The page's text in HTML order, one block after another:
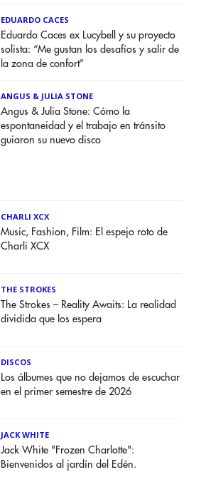
EDUARDO CACES
Eduardo Caces ex Lucybell y su proyecto
solista: “Me gustan los desafíos y salir de
la zona de confort”
ANGUS & JULIA STONE
Angus & Julia Stone: Cómo la
espontaneidad y el trabajo en tránsito
guiaron su nuevo disco
CHARLI XCX
Music, Fashion, Film: El espejo roto de
Charli XCX
THE STROKES
The Strokes – Reality Awaits: La realidad
dividida que los espera
DISCOS
Los álbumes que no dejamos de escuchar
en el primer semestre de 2026
JACK WHITE
Jack White "Frozen Charlotte":
Bienvenidos al jardín del Edén.